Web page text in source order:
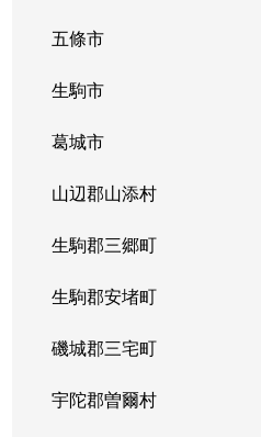
五條市
生駒市
葛城市
山辺郡山添村
生駒郡三郷町
生駒郡安堵町
磯城郡三宅町
宇陀郡曽爾村